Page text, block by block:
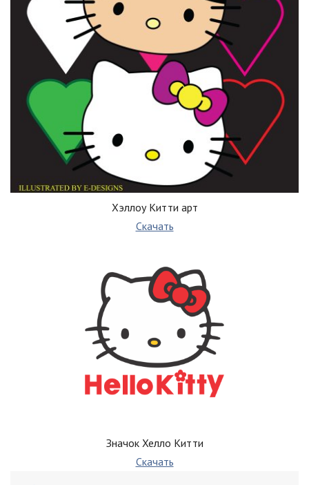
Хэллоу Китти арт
Скачать
Значок Хелло Китти
Скачать